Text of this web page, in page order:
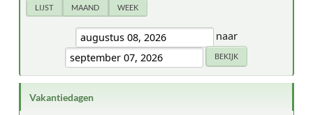
LIJST MAAND WEEK
naar
Vakantiedagen